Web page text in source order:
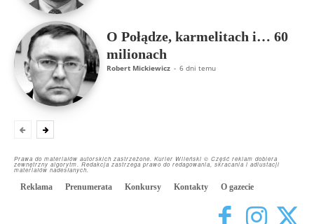
O Połądze, karmelitach i… 60
milionach
Robert Mickiewicz - 6 dni temu
Prawa do materiałów autorskich zastrzeżone. Kurier Wileński © Część reklam dobiera
zewnętrzny algorytm. Redakcja zastrzega prawo do redagowania, skracania i adiustacji
materiałów nadesłanych.
Reklama Prenumerata Konkursy Kontakty O gazecie